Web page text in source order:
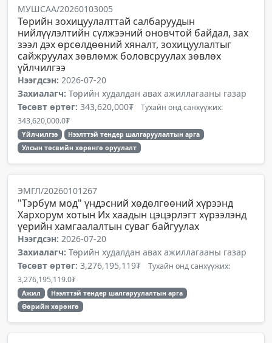
МУШСАА/20260103005
Төрийн зохицуулалттай салбаруудын
нийлүүлэлтийн сүлжээний оновчтой байдал, зах
зээл дэх өрсөлдөөний хяналт, зохицуулалтыг
сайжруулах зөвлөмж боловсруулах зөвлөх
үйлчилгээ
Нээгдсэн: 2026-07-20
Захиалагч: Төрийн худалдан авах ажиллагааны газар
Төсөвт өртөг: 343,620,000₮ Тухайн онд санхүүжих:
343,620,000.0₮
Үйлчилгээ
Нээлттэй тендер шалгаруулалтын арга
Улсын төсвийн хөрөнгө оруулалт
ЭМГЛ/20260101267
"Тэрбум мод" үндэсний хөдөлгөөний хүрээнд
Хархорум хотын Их хаадын цэцэрлэгт хүрээлэнд
үерийн хамгаалалтын суваг байгуулах
Нээгдсэн: 2026-07-20
Захиалагч: Төрийн худалдан авах ажиллагааны газар
Төсөвт өртөг: 3,276,195,119₮ Тухайн онд санхүүжих:
3,276,195,119.0₮
Ажил
Нээлттэй тендер шалгаруулалтын арга
Өөрийн хөрөнгө